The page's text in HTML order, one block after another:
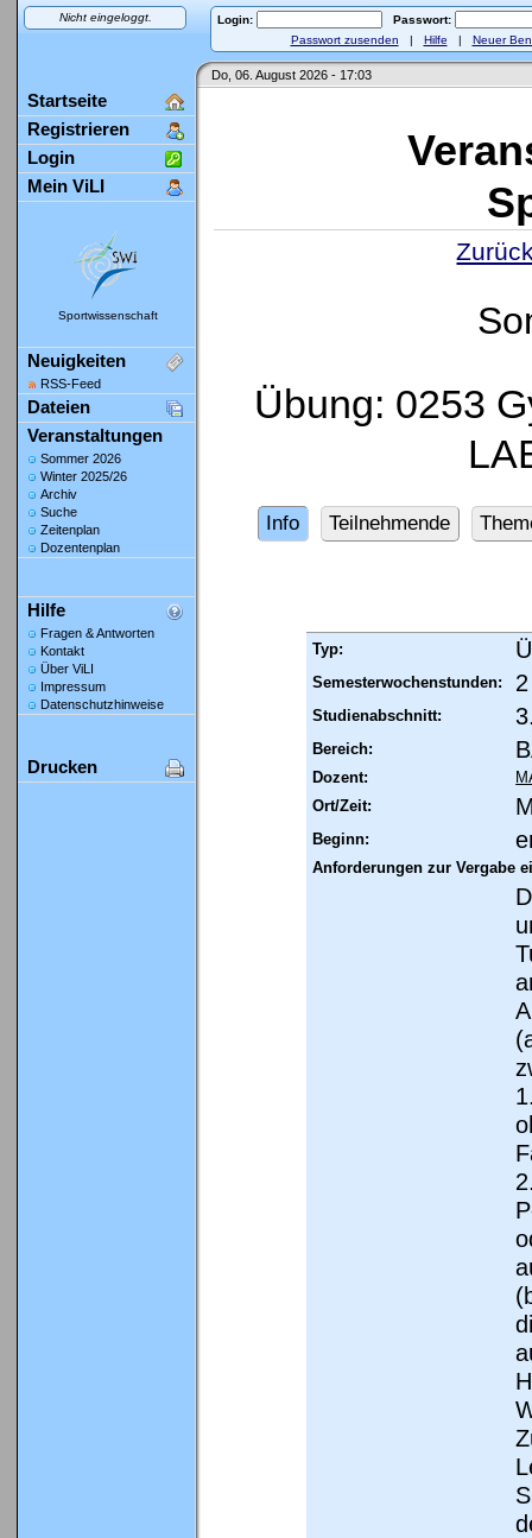
Nicht eingeloggt. Login:
Passwort:
Passwort zusenden | Hilfe | Neuer
Do, 06. August 2026 - 17:03
Startseite
Registrieren
Login
Mein ViLI
Sportwissenschaft
Neuigkeiten
RSS-Feed
Dateien
Veranstaltungen
Sommer 2026
Winter 2025/26
Archiv
Suche
Zeitenplan
Dozentenplan
Hilfe
Fragen & Antworten
Kontakt
Über ViLI
Impressum
Datenschutzhinweise
Drucken
Übung: 0253
Info Teilnehmende
Typ:
Semesterwochenstunden: 2
Studienabschnitt:
Bereich:
Dozent:
Ort/Zeit:
Beginn:
Anforderungen zur Vergabe